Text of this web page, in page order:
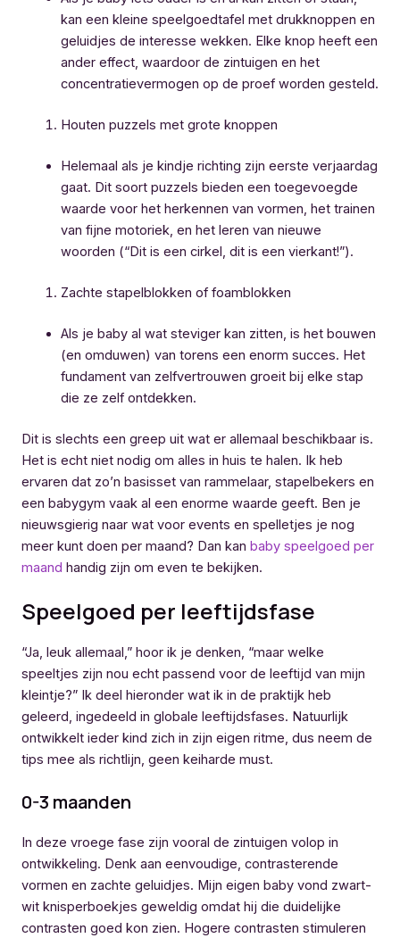
kan een kleine speelgoedtafel met drukknoppen en
geluidjes de interesse wekken. Elke knop heeft een
ander effect, waardoor de zintuigen en het
concentratievermogen op de proef worden gesteld.
Houten puzzels met grote knoppen
Helemaal als je kindje richting zijn eerste verjaardag
gaat. Dit soort puzzels bieden een toegevoegde
waarde voor het herkennen van vormen, het trainen
van fijne motoriek, en het leren van nieuwe
woorden (“Dit is een cirkel, dit is een vierkant!”).
Zachte stapelblokken of foamblokken
Als je baby al wat steviger kan zitten, is het bouwen
(en omduwen) van torens een enorm succes. Het
fundament van zelfvertrouwen groeit bij elke stap
die ze zelf ontdekken.
Dit is slechts een greep uit wat er allemaal beschikbaar is.
Het is echt niet nodig om alles in huis te halen. Ik heb
ervaren dat zo’n basisset van rammelaar, stapelbekers en
een babygym vaak al een enorme waarde geeft. Ben je
nieuwsgierig naar wat voor events en spelletjes je nog
meer kunt doen per maand? Dan kan baby speelgoed per
maand handig zijn om even te bekijken.
Speelgoed per leeftijdsfase
“Ja, leuk allemaal,” hoor ik je denken, “maar welke
speeltjes zijn nou echt passend voor de leeftijd van mijn
kleintje?” Ik deel hieronder wat ik in de praktijk heb
geleerd, ingedeeld in globale leeftijdsfases. Natuurlijk
ontwikkelt ieder kind zich in zijn eigen ritme, dus neem de
tips mee als richtlijn, geen keiharde must.
0-3 maanden
In deze vroege fase zijn vooral de zintuigen volop in
ontwikkeling. Denk aan eenvoudige, contrasterende
vormen en zachte geluidjes. Mijn eigen baby vond zwart-
wit knisperboekjes geweldig omdat hij die duidelijke
contrasten goed kon zien. Hogere contrasten stimuleren